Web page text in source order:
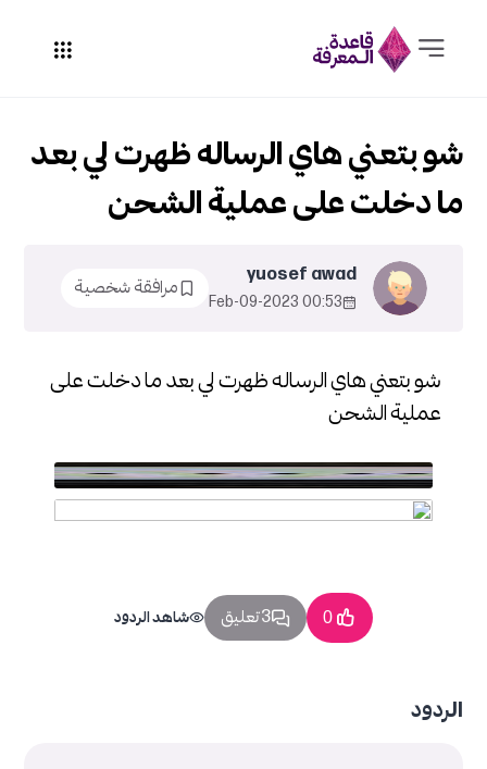
شو بتعني هاي الرساله ظهرت لي بعد ما دخلت على
عملية الشحن
شو بتعني هاي الرساله ظهرت لي بعد
ما دخلت على عملية الشحن
yuosef awad
00:53 2023-Feb-09
مرافقة شخصية
0 3 تعليق شاهد الردود
الردود